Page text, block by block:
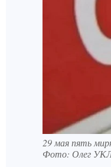
29 мая пять
Фото: Олег